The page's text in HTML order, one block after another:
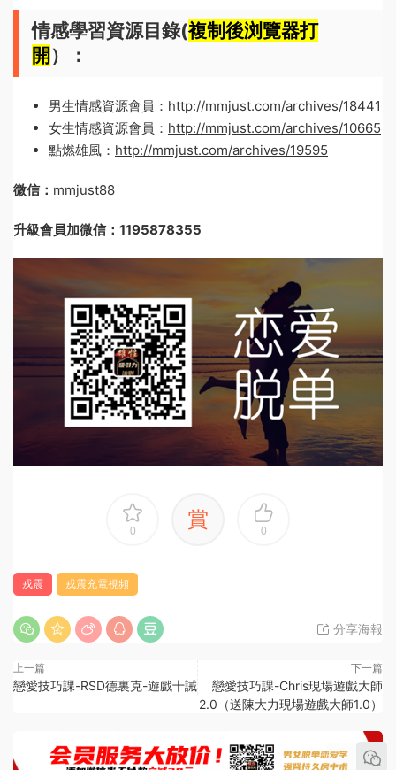
情感學習資源目錄(複制後浏覽器打
開 ）：
男生情感資源會員： http://mmjust.com/archives/18441
女生情感資源會員： http://mmjust.com/archives/10665
點燃雄風： http://mmjust.com/archives/19595
微信： mmjust88
升級會員加微信：1195878355
0 賞 0
戎震 戎震充電視頻
分享海報
上一篇
戀愛技巧課-RSD德裏克-遊戲十誡
下一篇
戀愛技巧課-Chris現場遊戲大師
2.0（送陳大力現場遊戲大師1.0）